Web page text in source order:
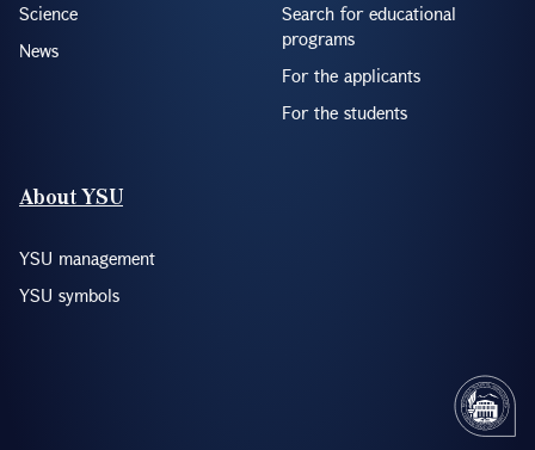
Science
News
Search for educational
programs
For the applicants
For the students
About YSU
YSU management
YSU symbols